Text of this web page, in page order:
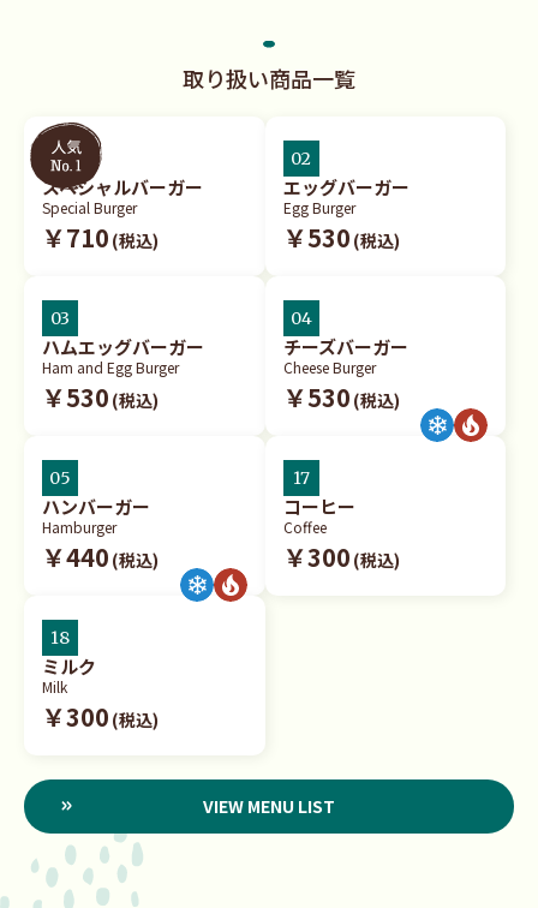
取り扱い商品一覧
01
スペシャルバーガー
Special Burger
￥710 (税込)
02
エッグバーガー
Egg Burger
￥530 (税込)
03
ハムエッグバーガー
Ham and Egg Burger
￥530 (税込)
04
チーズバーガー
Cheese Burger
￥530 (税込)
05
ハンバーガー
Hamburger
￥440 (税込)
17
コーヒー
Coffee
￥300 (税込)
18
ミルク
Milk
￥300 (税込)
VIEW MENU LIST